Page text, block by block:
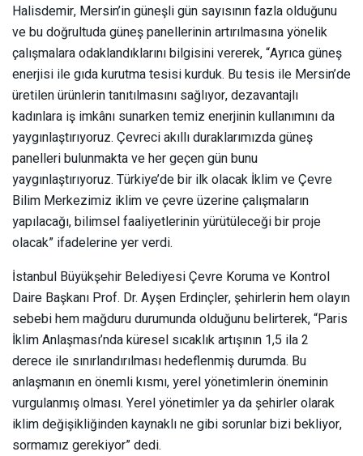
Halisdemir, Mersin’in güneşli gün sayısının fazla olduğunu
ve bu doğrultuda güneş panellerinin artırılmasına yönelik
çalışmalara odaklandıklarını bilgisini vererek, “Ayrıca güneş
enerjisi ile gıda kurutma tesisi kurduk. Bu tesis ile Mersin’de
üretilen ürünlerin tanıtılmasını sağlıyor, dezavantajlı
kadınlara iş imkânı sunarken temiz enerjinin kullanımını da
yaygınlaştırıyoruz. Çevreci akıllı duraklarımızda güneş
panelleri bulunmakta ve her geçen gün bunu
yaygınlaştırıyoruz. Türkiye’de bir ilk olacak İklim ve Çevre
Bilim Merkezimiz iklim ve çevre üzerine çalışmaların
yapılacağı, bilimsel faaliyetlerinin yürütüleceği bir proje
olacak” ifadelerine yer verdi.
İstanbul Büyükşehir Belediyesi Çevre Koruma ve Kontrol
Daire Başkanı Prof. Dr. Ayşen Erdinçler, şehirlerin hem olayın
sebebi hem mağduru durumunda olduğunu belirterek, “Paris
İklim Anlaşması’nda küresel sıcaklık artışının 1,5 ila 2
derece ile sınırlandırılması hedeflenmiş durumda. Bu
anlaşmanın en önemli kısmı, yerel yönetimlerin öneminin
vurgulanmış olması. Yerel yönetimler ya da şehirler olarak
iklim değişikliğinden kaynaklı ne gibi sorunlar bizi bekliyor,
sormamız gerekiyor” dedi.